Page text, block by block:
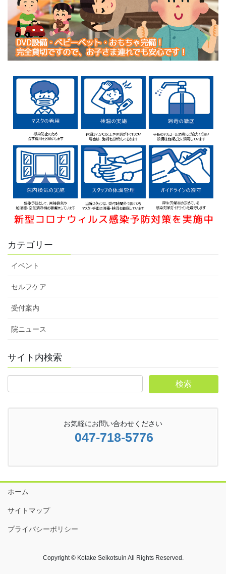
カテゴリー
イベント
セルフケア
受付案内
院ニュース
サイト内検索
お気軽にお問い合わせください
047-718-5776
ホーム
サイトマップ
プライバシーポリシー
Copyright © Kotake Seikotsuin All Rights Reserved.